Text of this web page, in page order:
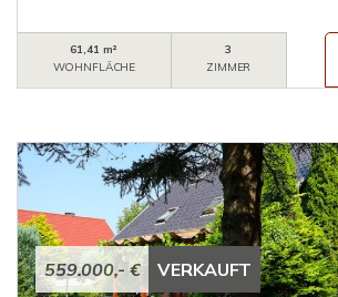
61,41 m²
WOHNFLÄCHE
3
ZIMMER
559.000,- € VERKAUFT